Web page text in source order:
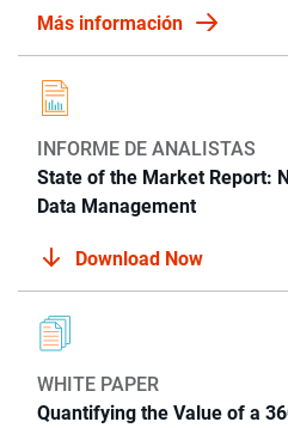
Más información
INFORME DE ANALISTAS
State of the Market Report:
Data Management
Download Now
WHITE PAPER
Quantifying the Value of a